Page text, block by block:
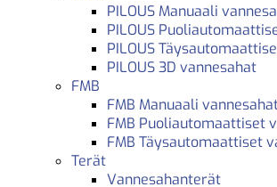
PILOUS Manuaali
PILOUS
PILOUS
PILOUS 3D vannesahat
FMB
FMB Manuaali
FMB Puoliautomaattiset
FMB Täysautomaattiset
Terät
Vannesahanterät